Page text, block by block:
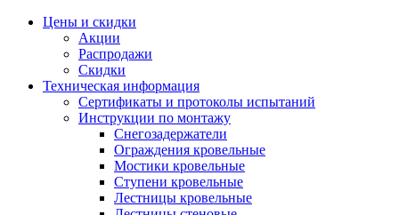
Цены и скидки
Акции
Распродажи
Скидки
Техническая информация
Сертификаты и протоколы испытаний
Инструкции по монтажу
Снегозадержатели
Ограждения кровельные
Мостики кровельные
Ступени кровельные
Лестницы кровельные